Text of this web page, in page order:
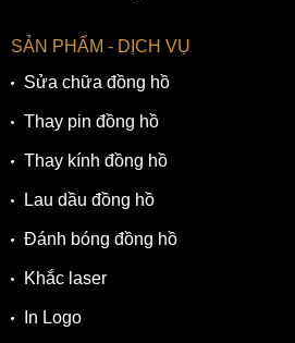
SẢN PHẨM - DỊCH VỤ
Sửa chữa đồng hồ
Thay pin đồng hồ
Thay kính đồng hồ
Lau dầu đồng hồ
Đánh bóng đồng hồ
Khắc laser
In Logo